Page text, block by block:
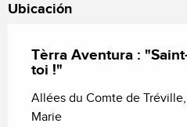
Ubicación
Tèrra Aventura :
toi !"
Allées du Comte de
Marie